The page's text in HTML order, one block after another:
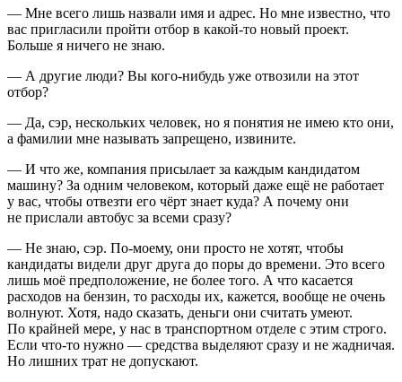
— Мне всего лишь назвали имя и адрес. Но мне известно, что
вас пригласили пройти отбор в какой-то новый проект.
Больше я ничего не знаю.
— А другие люди? Вы кого-нибудь уже отвозили на этот
отбор?
— Да, сэр, нескольких человек, но я понятия не имею кто они,
а фамилии мне называть запрещено, извините.
— И что же, компания присылает за каждым кандидатом
машину? За одним человеком, который даже ещё не работает
у вас, чтобы отвезти его чёрт знает куда? А почему они
не прислали автобус за всеми сразу?
— Не знаю, сэр. По-моему, они просто не хотят, чтобы
кандидаты видели друг друга до поры до времени. Это всего
лишь моё предположение, не более того. А что касается
расходов на бензин, то расходы их, кажется, вообще не очень
волнуют. Хотя, надо сказать, деньги они считать умеют.
По крайней мере, у нас в транспортном отделе с этим строго.
Если что-то нужно — средства выделяют сразу и не жадничая.
Но лишних трат не допускают.